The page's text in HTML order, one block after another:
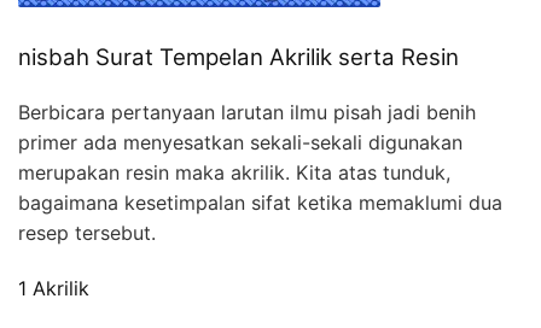
nisbah Surat Tempelan Akrilik serta Resin
Berbicara pertanyaan larutan ilmu pisah jadi benih
primer ada menyesatkan sekali-sekali digunakan
merupakan resin maka akrilik. Kita atas tunduk,
bagaimana kesetimpalan sifat ketika memaklumi dua
resep tersebut.
1 Akrilik